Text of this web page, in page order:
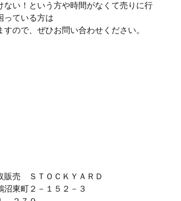
ない！という方や時間がなくて売りに行
っている方は
ので、ぜひお問い合わせください。
販売 ＳＴＯＣＫＹＡＲＤ
沼東町２－１５２－３